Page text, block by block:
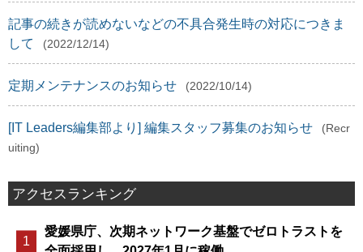
記事の続きが読めないなどの不具合発生時の対応につきま
して
(2022/12/14)
定期メンテナンスのお知らせ (2022/10/14)
[IT Leaders編集部より] 編集スタッフ募集のお知らせ
(Recr
uiting)
アクセスランキング
愛媛県庁、次期ネットワーク基盤でゼロトラストを